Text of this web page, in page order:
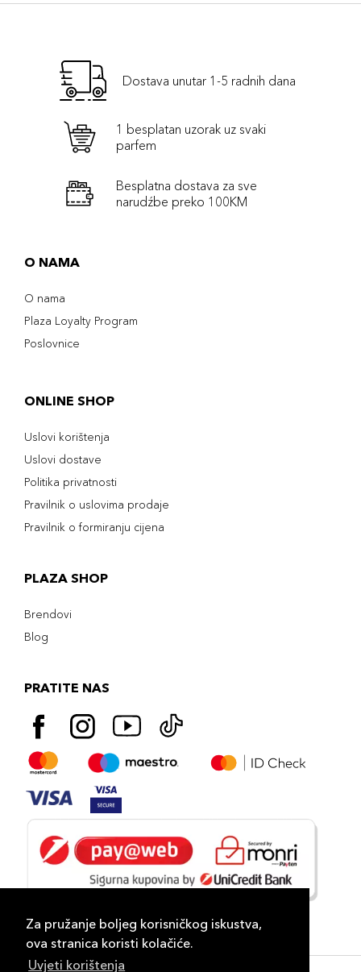
Za pružanje boljeg korisničkog iskustva,
ova stranica koristi kolačiće.
Uvjeti korištenja
Dostava unutar 1-5 radnih dana
1 besplatan uzorak uz svaki
parfem
Besplatna dostava za sve
narudźbe preko 100KM
O NAMA
O nama
Plaza Loyalty Program
Poslovnice
ONLINE SHOP
Uslovi korištenja
Uslovi dostave
Politika privatnosti
Pravilnik o uslovima prodaje
Pravilnik o formiranju cijena
PLAZA SHOP
Brendovi
Blog
PRATITE NAS